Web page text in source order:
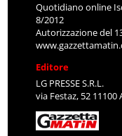
Quotidiano online
8/2012
Autorizzazione del
Editore
LG PRESSE S.R.L.
via Festaz, 52 11100